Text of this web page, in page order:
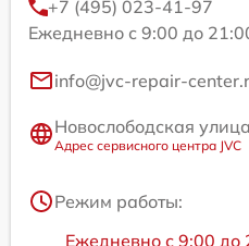
+7 (495) 023-41-97
Ежедневно с 9:00 до
info@jvc-repair-
Новослободская
Адрес сервисного центра JVC
Режим работы:
Ежедневно с 9:00 до